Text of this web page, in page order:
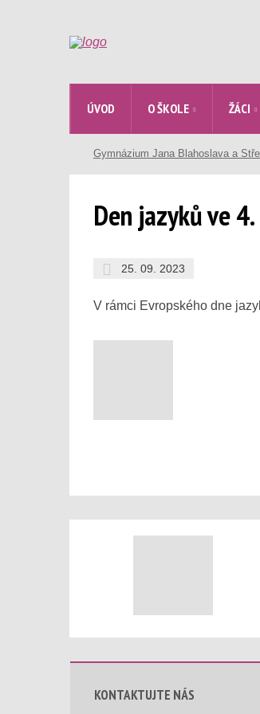
ÚVOD O ŠKOLE ŽÁCI
Gymnázium Jana Blahoslava a
Den jazyků ve 4.
25. 09. 2023
V rámci Evropského dne
KONTAKTUJTE NÁS